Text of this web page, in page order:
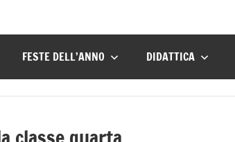
FESTE DELL’ANNO DIDATTICA